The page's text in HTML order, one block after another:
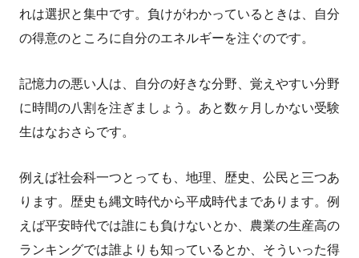
れは選択と集中です。負けがわかっているときは、自分
の得意のところに自分のエネルギーを注ぐのです。
記憶力の悪い人は、自分の好きな分野、覚えやすい分野
に時間の八割を注ぎましょう。あと数ヶ月しかない受験
生はなおさらです。
例えば社会科一つとっても、地理、歴史、公民と三つあ
ります。歴史も縄文時代から平成時代まであります。例
えば平安時代では誰にも負けないとか、農業の生産高の
ランキングでは誰よりも知っているとか、そういった得